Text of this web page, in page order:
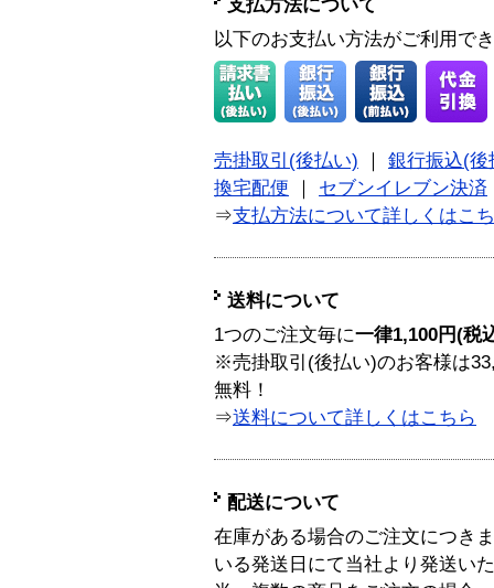
支払方法について
以下のお支払い方法がご利用で
売掛取引(後払い)
銀行振込(後
換宅配便
セブンイレブン決済
⇒支払方法について詳しくはこ
送料について
1つのご注文毎に一律1,100円(税
※売掛取引(後払い)のお客様は
無料！
⇒送料について詳しくはこちら
配送について
在庫がある場合のご注文につき
いる発送日にて当社より発送い